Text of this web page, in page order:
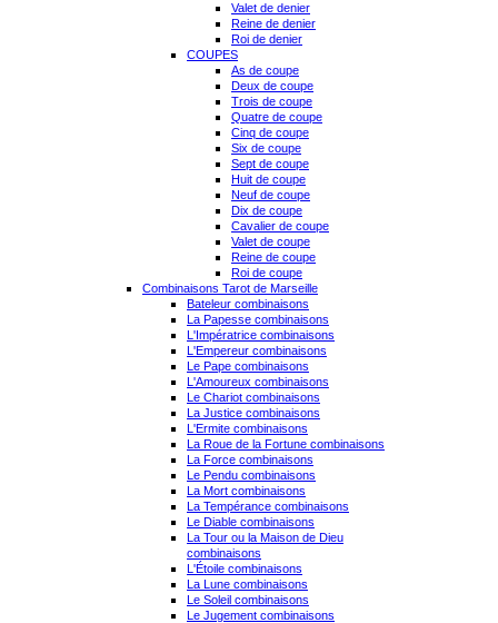
Valet de denier
Reine de denier
Roi de denier
COUPES
As de coupe
Deux de coupe
Trois de coupe
Quatre de coupe
Cinq de coupe
Six de coupe
Sept de coupe
Huit de coupe
Neuf de coupe
Dix de coupe
Cavalier de coupe
Valet de coupe
Reine de coupe
Roi de coupe
Combinaisons Tarot de Marseille
Bateleur combinaisons
La Papesse combinaisons
L'Impératrice combinaisons
L'Empereur combinaisons
Le Pape combinaisons
L'Amoureux combinaisons
Le Chariot combinaisons
La Justice combinaisons
L'Ermite combinaisons
La Roue de la Fortune combinaisons
La Force combinaisons
Le Pendu combinaisons
La Mort combinaisons
La Tempérance combinaisons
Le Diable combinaisons
La Tour ou la Maison de Dieu
combinaisons
L'Étoile combinaisons
La Lune combinaisons
Le Soleil combinaisons
Le Jugement combinaisons